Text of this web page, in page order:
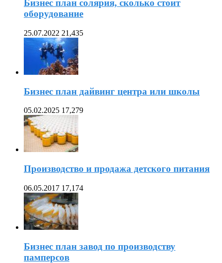
Бизнес план солярия, сколько стоит
оборудование
25.07.2022 21,435
Бизнес план дайвинг центра или школы
05.02.2025 17,279
Производство и продажа детского питания
06.05.2017 17,174
Бизнес план завод по производству
памперсов